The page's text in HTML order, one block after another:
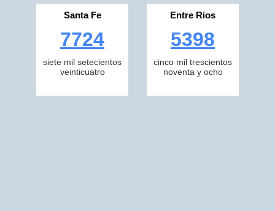
Santa Fe
7724
siete mil setecientos
veinticuatro
Entre Rios
5398
cinco mil trescientos
noventa y ocho